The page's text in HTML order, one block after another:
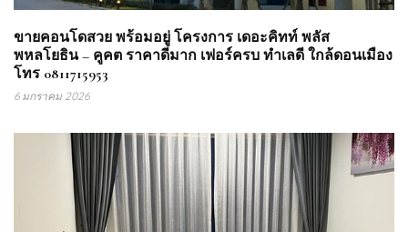
ขายคอนโดสวย พร้อมอยู่ โครงการ เดอะคิทท์ พลัส
พหลโยธิน – คูคต ราคาดีมาก เฟอร์ครบ ทำเลดี ใกล้ดอนเมือง
โทร 0811715953
6 มกราคม 2026